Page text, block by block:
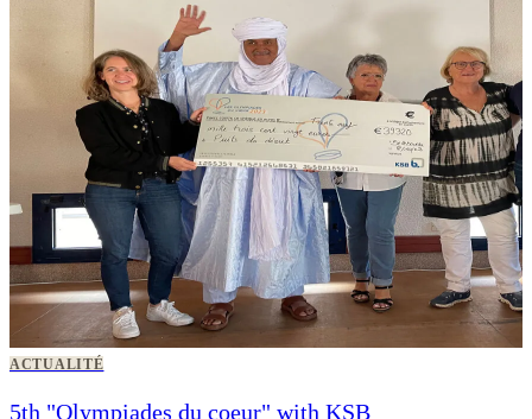
ACTUALITÉ
5th "Olympiades du coeur" with KSB